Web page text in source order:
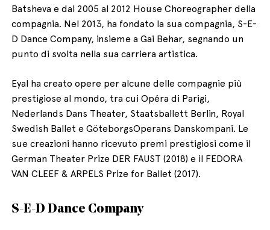
Batsheva e dal 2005 al 2012 House Choreographer della
compagnia. Nel 2013, ha fondato la sua compagnia, S-E-
D Dance Company, insieme a Gai Behar, segnando un
punto di svolta nella sua carriera artistica.
Eyal ha creato opere per alcune delle compagnie più
prestigiose al mondo, tra cui Opéra di Parigi,
Nederlands Dans Theater, Staatsballett Berlin, Royal
Swedish Ballet e GöteborgsOperans Danskompani. Le
sue creazioni hanno ricevuto premi prestigiosi come il
German Theater Prize DER FAUST (2018) e il FEDORA
VAN CLEEF & ARPELS Prize for Ballet (2017).
S-E-D Dance Company